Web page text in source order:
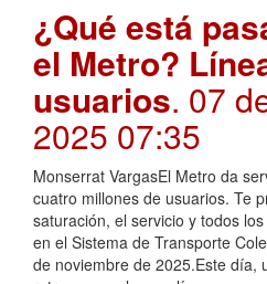
¿Qué está
el Metro?
usuarios. 07
2025 07:35
Monserrat VargasEl Metro da
cuatro millones de usuarios. Te
saturación, el servicio y todos
en el Sistema de Transporte
de noviembre de 2025.Este día,